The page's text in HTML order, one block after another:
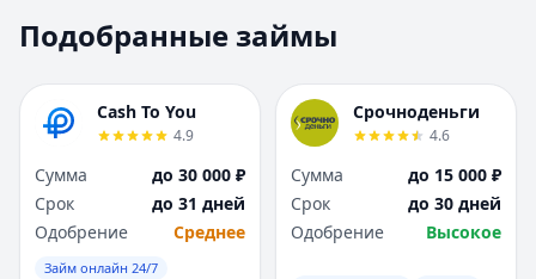
Набережные Челны
Нижний Новгород
Новокузнецк
Новосибирск
Омск
Набережные
Нижний Новгород
Новокузнецк
Новосибирск
Омск
Подобранные займы
Cash To You
4.9
Сумма
до 30 000 ₽
Срок
до 31 дней
Одобрение
Среднее
Займ онлайн 24/7
Срочноденьги
4.6
Сумма
до 15 000 ₽
Срок
до 30 дней
Одобрение
Высокое